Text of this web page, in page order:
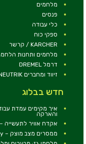
מלחמים
פנסים
כלי עבודה
ספקי כוח
KARCHER / קרשר
מלחמים ותחנות
דרמל DREMEL
זיווד ומחברים NEUTRIK
חדש בבלוג
והארקה
אקדח אוויר
ממסרים מצב מוצק – Solid State Relay